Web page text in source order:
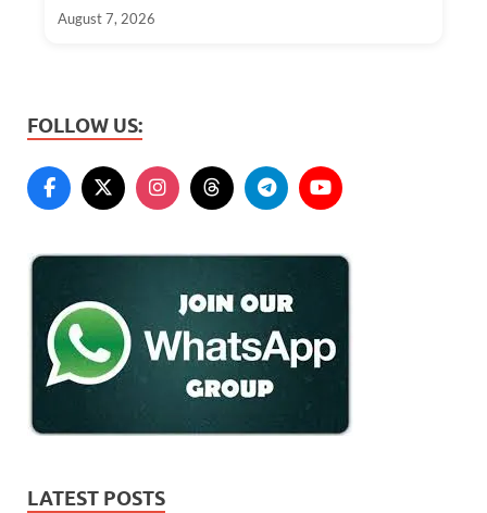
August 7, 2026
FOLLOW US:
LATEST POSTS